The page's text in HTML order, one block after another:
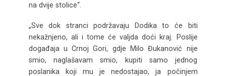
na dvije stolice“.
„Sve dok stranci podržavaju Dodika to će biti
nekažnjeno, ali i tome će valjda doći kraj. Poslije
događaja u Crnoj Gori, gdje Milo Đukanović nije
smio, naglašavam smio, kupiti samo jednog
poslanika koji mu je nedostajao, ja počinjem